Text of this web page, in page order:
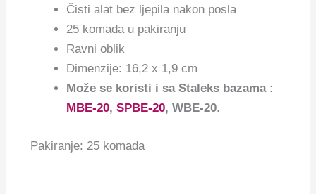
Čisti alat bez ljepila nakon posla
25 komada u pakiranju
Ravni oblik
Dimenzije: 16,2 x 1,9 cm
Može se koristi i sa Staleks bazama :
MBE-20,SPBE-20, WBE-20.
Pakiranje: 25 komada